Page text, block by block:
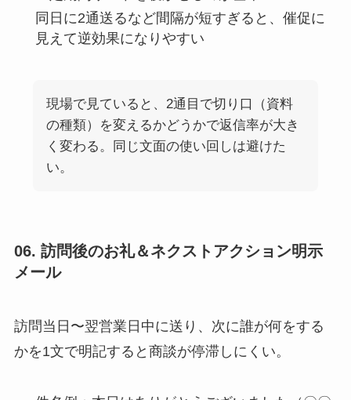
同日に2通送るなど間隔が短すぎると、催促に
見えて逆効果になりやすい
現場で見ていると、2通目で切り口（資料
の種類）を変えるかどうかで返信率が大き
く変わる。同じ文面の使い回しは避けた
い。
06. 訪問後のお礼＆ネクストアクション明示
メール
訪問当日〜翌営業日中に送り、次に誰が何をする
かを1文で明記すると商談が停滞しにくい。